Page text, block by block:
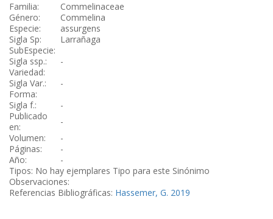
Familia:
Commelinaceae
Género:
Commelina
Especie:
assurgens
Sigla Sp:
Larrañaga
SubEspecie:
Sigla ssp.:
-
Variedad:
Sigla Var.:
-
Forma:
Sigla f.:
-
Publicado
en:
-
Volumen:
-
Páginas:
-
Año:
-
Tipos: No hay ejemplares Tipo para este Sinónimo
Observaciones:
Referencias Bibliográficas: Hassemer, G. 2019